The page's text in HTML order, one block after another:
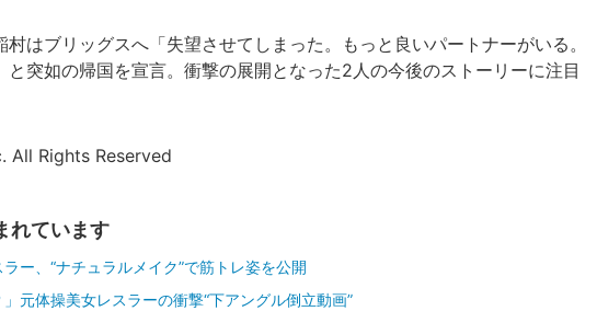
はブリッグスへ「失望させてしまった。もっと良いパートナーがいる。
と突如の帰国を宣言。衝撃の展開となった2人の今後のストーリーに注目
Rights Reserved
れています
ー、“ナチュラルメイク”で筋トレ姿を公開
」元体操美女レスラーの衝撃“下アングル倒立動画”